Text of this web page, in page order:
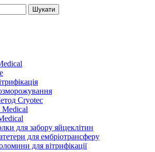
Cryotec
Medical
для забору яйцеклітин
для ембріотрансферу
для вітрифікації